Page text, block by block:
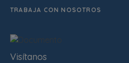
TRABAJA CON NOSOTROS
Visítanos